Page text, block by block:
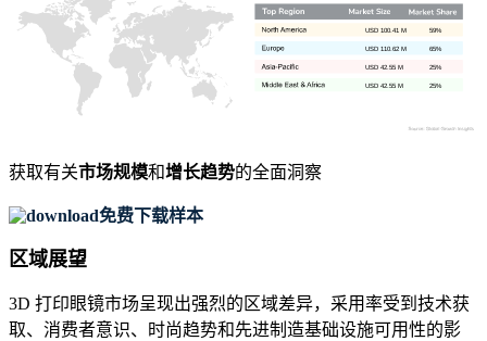
25%
USD 42.55 M
25%
USD 42.55 M
65%
USD 110.62 M
59%
USD 100.41 M
获取有关市场规模和增长趋势的全面洞察
免费下载样本
区域展望
3D 打印眼镜市场呈现出强烈的区域差异，采用率受到技术获
取、消费者意识、时尚趋势和先进制造基础设施可用性的影